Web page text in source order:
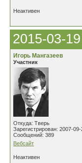
Неактивен
2015-03-
Игорь Мангазеев
Участник
Откуда: Тверь
Зарегистрирован: 2007-09-
Сообщений: 389
Вебсайт
Неактивен